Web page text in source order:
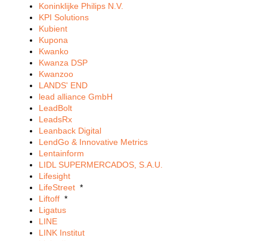
Koninklijke Philips N.V.
KPI Solutions
Kubient
Kupona
Kwanko
Kwanza DSP
Kwanzoo
LANDS' END
lead alliance GmbH
LeadBolt
LeadsRx
Leanback Digital
LendGo & Innovative Metrics
Lentainform
LIDL SUPERMERCADOS, S.A.U.
Lifesight
LifeStreet *
Liftoff *
Ligatus
LINE
LINK Institut